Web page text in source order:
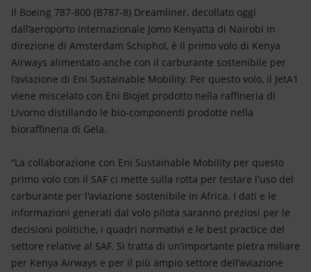
Il Boeing 787-800 (B787-8) Dreamliner, decollato oggi
dall’aeroporto internazionale Jomo Kenyatta di Nairobi in
direzione di Amsterdam Schiphol, è il primo volo di Kenya
Airways alimentato anche con il carburante sostenibile per
l’aviazione di Eni Sustainable Mobility. Per questo volo, il JetA1
viene miscelato con Eni Biojet prodotto nella raffineria di
Livorno distillando le bio-componenti prodotte nella
bioraffineria di Gela.
“La collaborazione con Eni Sustainable Mobility per questo
primo volo con il SAF ci mette sulla rotta per testare l'uso del
carburante per l'aviazione sostenibile in Africa. I dati e le
informazioni generati dal volo pilota saranno preziosi per le
decisioni politiche, i quadri normativi e le best practice del
settore relative al SAF. Si tratta di un’importante pietra miliare
per Kenya Airways e per il più ampio settore dell'aviazione